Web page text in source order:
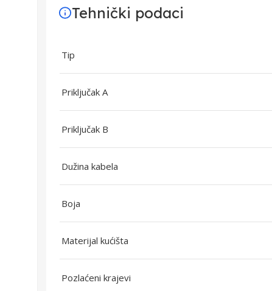
Tehnički podaci
Tip
Priključak A
Priključak B
Dužina kabela
Boja
Materijal kućišta
Pozlaćeni krajevi